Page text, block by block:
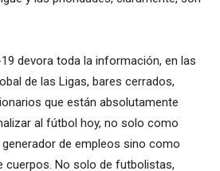
devora toda la información, en las
de las Ligas, bares cerrados,
que están absolutamente
al fútbol hoy, no solo como
de empleos sino como
cuerpos. No solo de futbolistas,